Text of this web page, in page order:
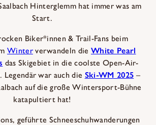
Hinterglemm hat immer was am
Start.
Biker*innen & Trail-Fans beim
Winterverwandeln die White Pearl
das Skigebiet in die coolste Open-Air-
war auch die Ski-WM 2025 –
auf die große Wintersport-Bühne
katapultiert hat!
geführte Schneeschuhwanderungen